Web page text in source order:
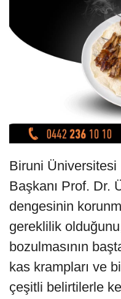
Biruni Üniversitesi
Başkanı Prof. Dr.
dengesinin
gereklilik
bozulmasının
kas krampları ve
çeşitli belirtilerle